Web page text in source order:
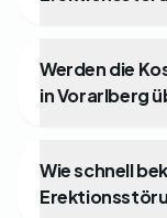
Werden die
in Vorarlberg
Wie schnell